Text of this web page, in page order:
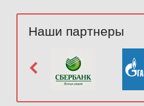
Наши партнеры